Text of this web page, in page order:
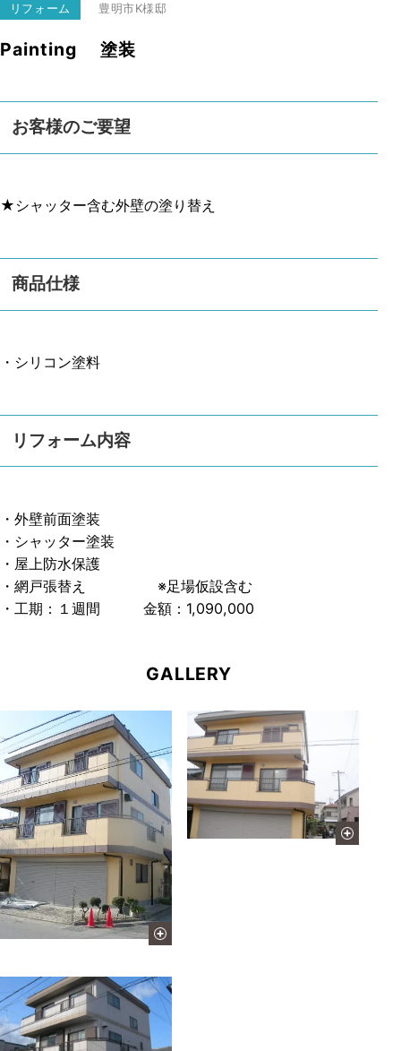
リフォーム 豊明市K様邸
Painting 塗装
お客様のご要望
★シャッター含む外壁の塗り替え
商品仕様
・シリコン塗料
リフォーム内容
・外壁前面塗装
・シャッター塗装
・屋上防水保護
・網戸張替え ※足場仮設含む
・工期：１週間 金額：1,090,000
GALLERY